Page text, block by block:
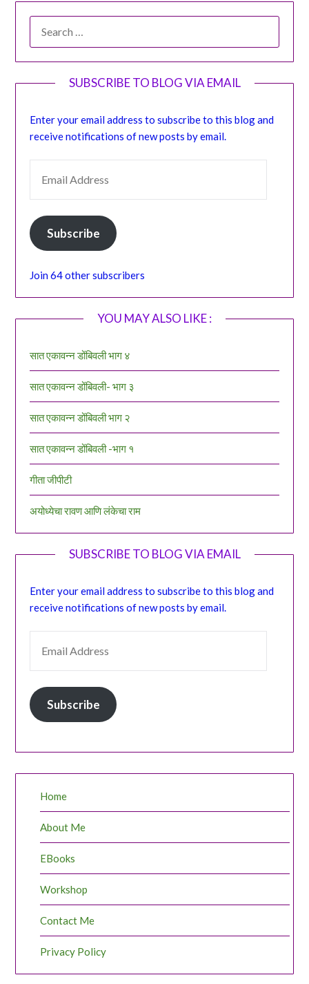
FOR:
SUBSCRIBE TO BLOG VIA EMAIL
Enter your email address to subscribe to this blog and
receive notifications of new posts by email.
Subscribe
Join 64 other subscribers
YOU MAY ALSO LIKE :
सात एकावन्न डोंबिवली भाग ४
सात एकावन्न डोंबिवली- भाग ३
सात एकावन्न डोंबिवली भाग २
सात एकावन्न डोंबिवली -भाग १
गीता जीपीटी
अयोध्येचा रावण आणि लंकेचा राम
SUBSCRIBE TO BLOG VIA EMAIL
Enter your email address to subscribe to this blog and
receive notifications of new posts by email.
Subscribe
Home
About Me
EBooks
Workshop
Contact Me
Privacy Policy